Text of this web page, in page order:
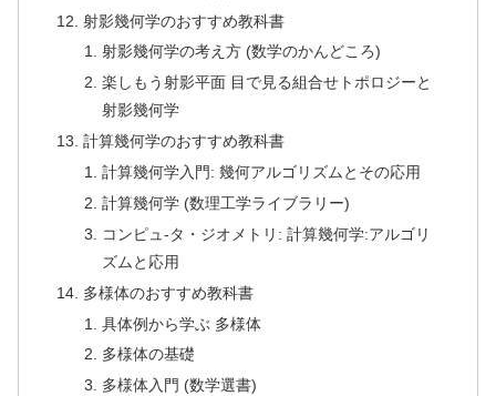
射影幾何学のおすすめ教科書
射影幾何学の考え方 (数学のかんどころ)
楽しもう射影平面 目で見る組合せトポロジーと
射影幾何学
計算幾何学のおすすめ教科書
計算幾何学入門: 幾何アルゴリズムとその応用
計算幾何学 (数理工学ライブラリー)
コンピュ-タ・ジオメトリ: 計算幾何学:アルゴリ
ズムと応用
多様体のおすすめ教科書
具体例から学ぶ 多様体
多様体の基礎
多様体入門 (数学選書)